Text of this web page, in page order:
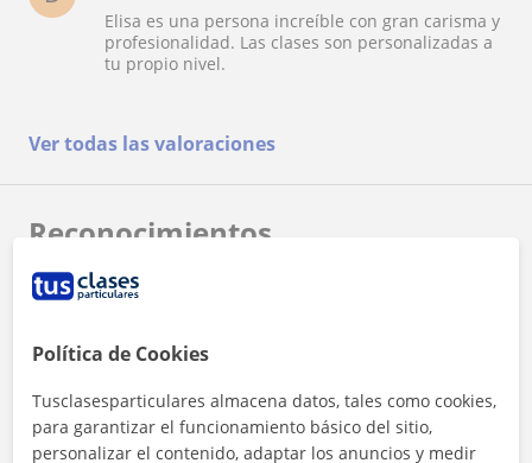
Elisa es una persona increíble con gran carisma y
profesionalidad. Las clases son personalizadas a
tu propio nivel.
Ver todas las valoraciones
Reconocimientos
Profesor verificado
Política de Cookies
Tusclasesparticulares almacena datos, tales como cookies,
para garantizar el funcionamiento básico del sitio,
personalizar el contenido, adaptar los anuncios y medir